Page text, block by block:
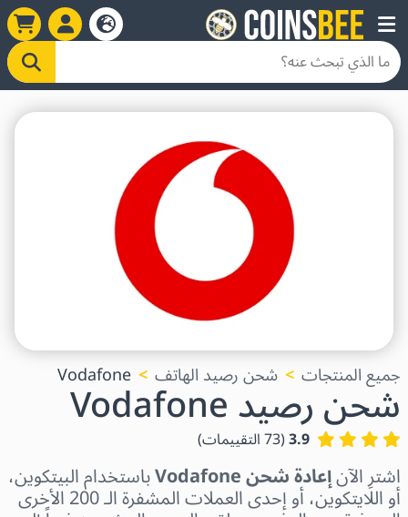
جميع المنتجات شحن رصيد الهاتف Vodafone شحن رصيد Vodafone
3.9
(
73التقييمات)
اشترِ الآنإعادة شحن Vodafone باستخدام البيتكوين،
أو اللايتكوين، أو إحدى العملات المشفرة الـ 200 الأخرى